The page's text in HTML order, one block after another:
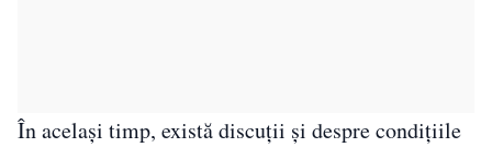
În același timp, există discuții și despre condițiile